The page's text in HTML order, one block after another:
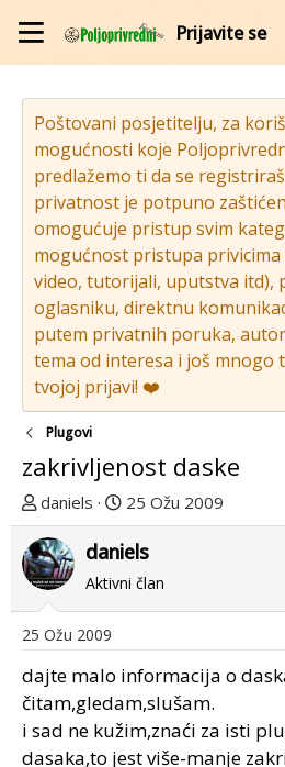
Prijavite se
Poštovani posjetitelju, za
mogućnosti koje
predlažemo ti da se
privatnost je potpuno
omogućuje pristup svim
mogućnost pristupa
video, tutorijali, uputstva itd),
oglasniku, direktnu
putem privatnih poruka,
tema od interesa i još mnogo
tvojoj prijavi! ❤️
Plugovi
zakrivljenost daske
T
e
m
u
p
k
r
e
u
daniels
D
a
t
u
r
v
o
g
p
25 Ožu 2009
daniels
Aktivni član
25 Ožu 2009
dajte malo informacija o
čitam,gledam,slušam.
i sad ne kužim,znaći za isti
dasaka,to jest više-manje